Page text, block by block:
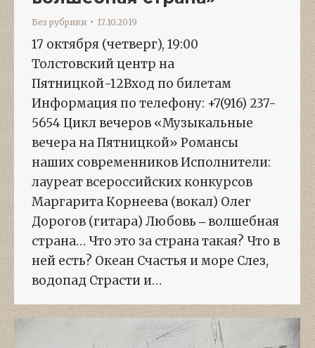
Без рубрики 17.10.2019
17 октября (четверг), 19:00
Толстовский центр на
Пятницкой-12Вход по билетам
Информация по телефону: +7(916) 237-
5654 Цикл вечеров «Музыкальные
вечера на Пятницкой» Романсы
наших современников Исполнители:
лауреат всероссийских конкурсов
Маргарита Корнеева (вокал) Олег
Дорогов (гитара) Любовь ‒ волшебная
страна… Что это за страна такая? Что в
ней есть? Океан Счастья и море Слез,
водопад Страсти и…